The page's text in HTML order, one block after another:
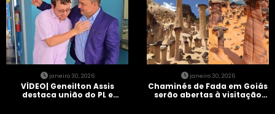
janeiro 30, 2026
VÍDEO| Geneilton Assis
destaca união do PL e
janeiro 30, 2026
Chaminés de Fada em Goiás
serão abertas à visitação